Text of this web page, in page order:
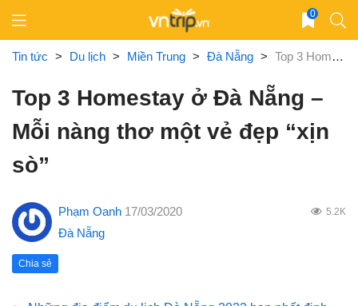
content
0
Tin tức > Du lịch > Miền Trung > Đà Nẵng > Top 3 Homestay ở Đà Nẵng – Mỗi nàng thơ một vẻ đẹp “xịn sò”
Top 3 Homestay ở Đà Nẵng –
Mỗi nàng thơ một vẻ đẹp “xịn
sò”
Phạm Oanh 17/03/2020 5.2K
Đà Nẵng
Chia sẻ